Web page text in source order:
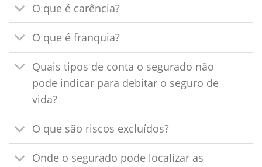
O que é carência?
O que é franquia?
Quais tipos de conta o segurado não
pode indicar para debitar o seguro de
vida?
O que são riscos excluídos?
Onde o segurado pode localizar as